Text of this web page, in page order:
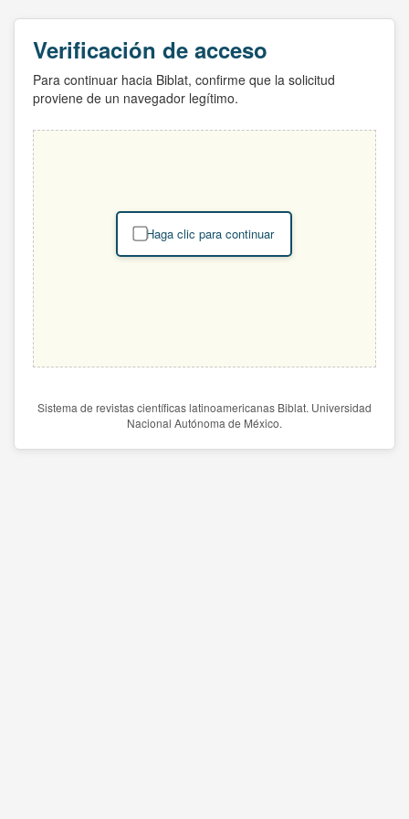
Verificación de acceso
Para continuar hacia Biblat, confirme que la solicitud
proviene de un navegador legítimo.
Haga clic para continuar
Sistema de revistas científicas latinoamericanas Biblat. Universidad
Nacional Autónoma de México.